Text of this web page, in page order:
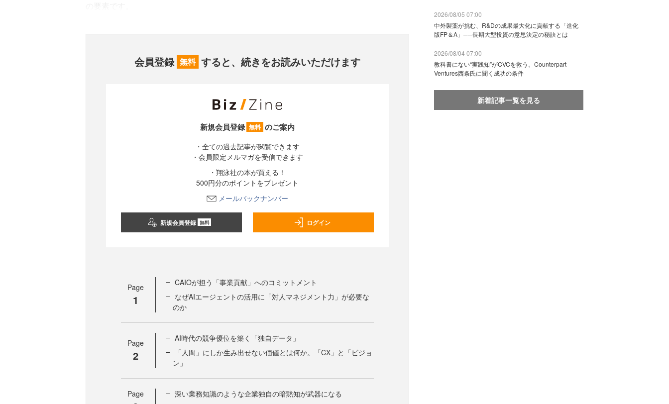
会員登録 無料 すると、続きをお読みいただけます
新規会員登録 無料 のご案内
・全ての過去記事が閲覧できます
・会員限定メルマガを受信できます
・翔泳社の本が買える！
500円分のポイントをプレゼント
メールバックナンバー
新規会員登録 無料 ログイン
Page
1
CAIOが担う「事業貢献」へのコミットメント
なぜAIエージェントの活用に「対人マネジメント力」が必要な
のか
Page
2
AI時代の競争優位を築く「独自データ」
「人間」にしか生み出せない価値とは何か。「CX」と「ビジョ
ン」
Page
深い業務知識のような企業独自の暗黙知が武器になる
2026/08/05 07:00
中外製薬が挑む、R&Dの成果最大化に貢献する「進化
版FP＆A」──長期大型投資の意思決定の秘訣とは
2026/08/04 07:00
教科書にない“実践知”がCVCを救う。Counterpart
Ventures西条氏に聞く成功の条件
新着記事一覧を見る